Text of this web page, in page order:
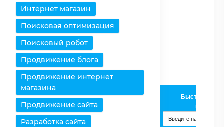
Интернет магазин
Поисковая оптимизация
Поисковый робот
Продвижение блога
Продвижение интернет
магазина
Продвижение сайта
Разработка сайта
Снять все выделения
Оставить только
выбранное
Удалить выбранное
Процессоры /
Характеристики
Intel Core
Быстрое